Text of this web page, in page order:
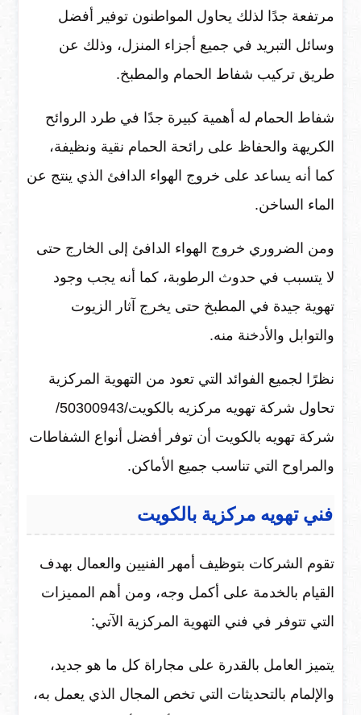
مرتفعة جدًا لذلك يحاول المواطنون توفير أفضل
وسائل التبريد في جميع أجزاء المنزل، وذلك عن
طريق تركيب شفاط الحمام والمطبخ.
شفاط الحمام له أهمية كبيرة جدًا في طرد الروائح
الكريهة والحفاظ على رائحة الحمام نقية ونظيفة،
كما أنه يساعد على خروج الهواء الدافئ الذي ينتج عن
الماء الساخن.
ومن الضروري خروج الهواء الدافئ إلى الخارج حتى
لا يتسبب في حدوث الرطوبة، كما أنه يجب وجود
تهوية جيدة في المطبخ حتى يخرج آثار الزيوت
والتوابل والأدخنة منه.
نظرًا لجميع الفوائد التي تعود من التهوية المركزية
تحاول شركة تهويه مركزيه بالكويت/50300943/
شركة تهويه بالكويت أن توفر أفضل أنواع الشفاطات
والمراوح التي تناسب جميع الأماكن.
فني تهويه مركزية بالكويت
تقوم الشركات بتوظيف أمهر الفنيين والعمال بهدف
القيام بالخدمة على أكمل وجه، ومن أهم المميزات
التي تتوفر في فني التهوية المركزية الآتي:
يتميز العامل بالقدرة على مجاراة كل ما هو جديد،
والإلمام بالتحديثات التي تخص المجال الذي يعمل به،